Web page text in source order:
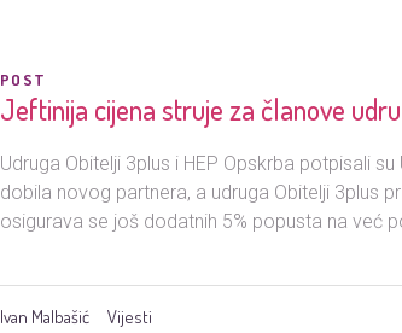
POST
Jeftinija cijena struje za članove
Udruga Obitelji 3plus i HEP Opskrba potpisali
dobila novog partnera, a udruga Obitelji 3plus
osigurava se još dodatnih 5% popusta na već
Ivan Malbašić Vijesti